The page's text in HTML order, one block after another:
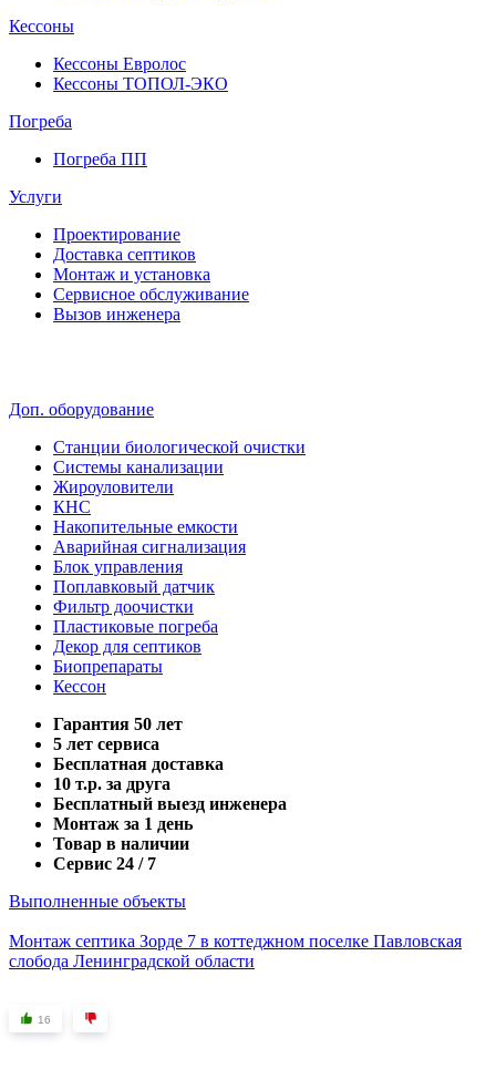
Кессоны
Кессоны Евролос
Кессоны ТОПОЛ-ЭКО
Погребa
Погреба ПП
Услуги
Проектирование
Доставка септиков
Монтаж и установка
Сервисное обслуживание
Вызов инженера
Доп. оборудование
Станции биологической очистки
Системы канализации
Жироуловители
КНС
Накопительные емкости
Аварийная сигнализация
Блок управления
Поплавковый датчик
Фильтр доочистки
Пластиковые погреба
Декор для септиков
Биопрепараты
Кессон
Гарантия 50 лет
5 лет сервиса
Бесплатная доставка
10 т.р. за друга
Бесплатный выезд инженера
Монтаж за 1 день
Товар в наличии
Сервис 24 / 7
Выполненные объекты
Монтаж септика Зорде 7 в коттеджном поселке Павловская
слобода Ленинградской области
16